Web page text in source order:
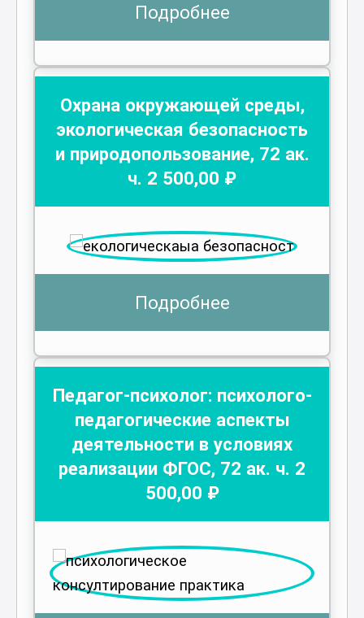
Подробнее
Охрана окружающей среды,
экологическая безопасность
и природопользование, 72 ак.
ч. 2 500,00 ₽
Подробнее
Педагог-психолог: психолого-
педагогические аспекты
деятельности в условиях
реализации ФГОС, 72 ак. ч. 2
500,00 ₽